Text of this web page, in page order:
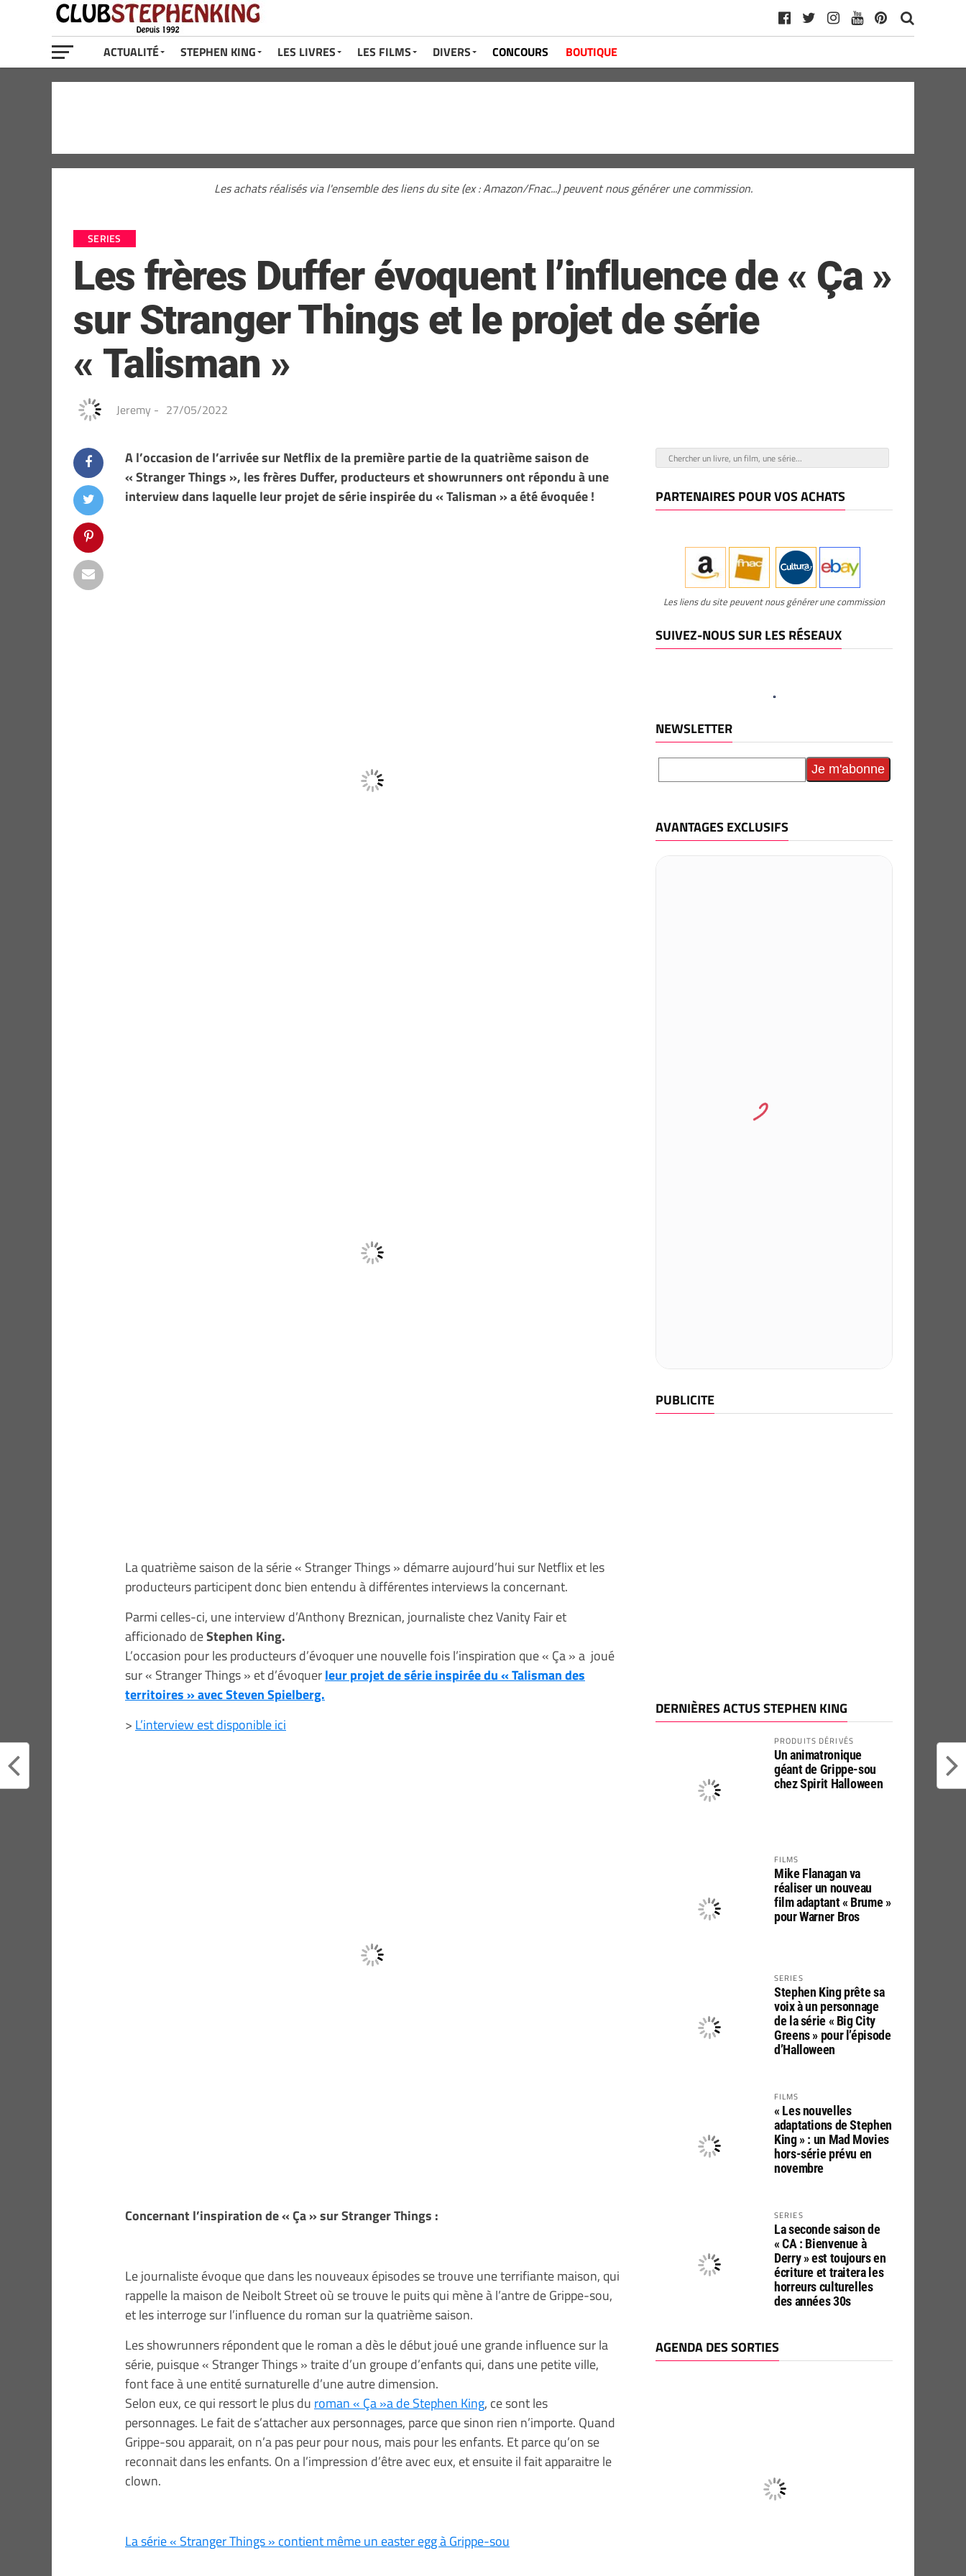
ACTUALITÉ STEPHEN KING LES LIVRES LES FILMS DIVERS CONCOURS BOUTIQUE
Les achats réalisés via l'ensemble des liens du site (ex : Amazon/Fnac...) peuvent nous générer une commission.
SERIES
Les frères Duffer évoquent l’influence de « Ça »
sur Stranger Things et le projet de série
« Talisman »
Jeremy - 27/05/2022
A l’occasion de l’arrivée sur Netflix de la première partie de la quatrième saison de
« Stranger Things », les frères Duffer, producteurs et showrunners ont répondu à une
interview dans laquelle leur projet de série inspirée du « Talisman » a été évoquée !
La quatrième saison de la série « Stranger Things » démarre aujourd’hui sur Netflix et les
producteurs participent donc bien entendu à différentes interviews la concernant.
Parmi celles-ci, une interview d’Anthony Breznican, journaliste chez Vanity Fair et
afficionado deStephen King.
L’occasion pour les producteurs d’évoquer une nouvelle fois l’inspiration que « Ça » a joué
sur « Stranger Things » et d’évoquerleur projet de série inspirée du « Talisman des
territoires » avec Steven Spielberg.
> L’interview est disponible ici
Concernant l’inspiration de « Ça » sur Stranger Things :
Le journaliste évoque que dans les nouveaux épisodes se trouve une terrifiante maison, qui
rappelle la maison de Neibolt Street où se trouve le puits qui mène à l’antre de Grippe-sou,
et les interroge sur l’influence du roman sur la quatrième saison.
Les showrunners répondent que le roman a dès le début joué une grande influence sur la
série, puisque « Stranger Things » traite d’un groupe d’enfants qui, dans une petite ville,
font face à une entité surnaturelle d’une autre dimension.
Selon eux, ce qui ressort le plus du roman « Ça »a de Stephen King, ce sont les
personnages. Le fait de s’attacher aux personnages, parce que sinon rien n’importe. Quand
Grippe-sou apparait, on n’a pas peur pour nous, mais pour les enfants. Et parce qu’on se
reconnait dans les enfants. On a l’impression d’être avec eux, et ensuite il fait apparaitre le
clown.
La série « Stranger Things » contient même un easter egg à Grippe-sou
PARTENAIRES POUR VOS ACHATS
Les liens du site peuvent nous générer une commission
SUIVEZ-NOUS SUR LES RÉSEAUX
NEWSLETTER
AVANTAGES EXCLUSIFS
PUBLICITE
DERNIÈRES ACTUS STEPHEN KING
PRODUITS DÉRIVÉS
Un animatronique
géant de Grippe-sou
chez Spirit Halloween
FILMS
Mike Flanagan va
réaliser un nouveau
film adaptant « Brume »
pour Warner Bros
SERIES
Stephen King prête sa
voix à un personnage
de la série « Big City
Greens » pour l’épisode
d’Halloween
FILMS
« Les nouvelles
adaptations de Stephen
King » : un Mad Movies
hors-série prévu en
novembre
SERIES
La seconde saison de
« CA : Bienvenue à
Derry » est toujours en
écriture et traitera les
horreurs culturelles
des années 30s
AGENDA DES SORTIES